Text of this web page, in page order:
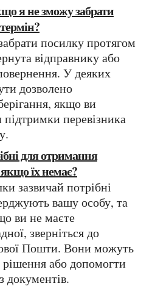
відправнику або
У деяких
дозволено
якщо ви
перевізника
їх немає?
вашу особу, та
ви не маєте
зверніться до
Пошти. Вони можуть
рішення або допомогти
документів.